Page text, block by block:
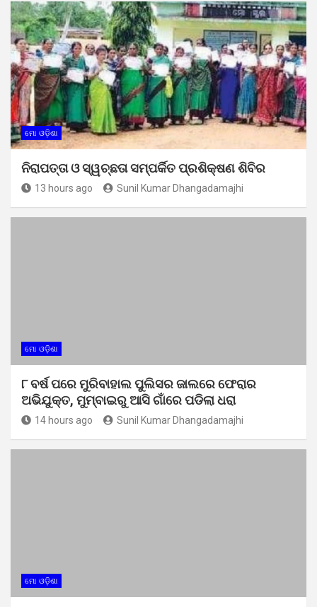
ମୋ ଓଡ଼ିଶା
ନିରାପତ୍ତା ଓ ସ୍ୱଚ୍ଛତା ସମ୍ପର୍କିତ ପ୍ରଶିକ୍ଷଣ ଶିବିର
13 hours ago Sunil Kumar Dhangadamajhi
ମୋ ଓଡ଼ିଶା
୮ ବର୍ଷ ପରେ ମୁରିବାହାଲ ପୁଲିସର ଜାଲରେ ଫେରାର
ଅଭିଯୁକ୍ତ, ମୁମ୍ବାଇରୁ ଆସି ଗାଁରେ ପଡିଲା ଧରା
14 hours ago Sunil Kumar Dhangadamajhi
ମୋ ଓଡ଼ିଶା